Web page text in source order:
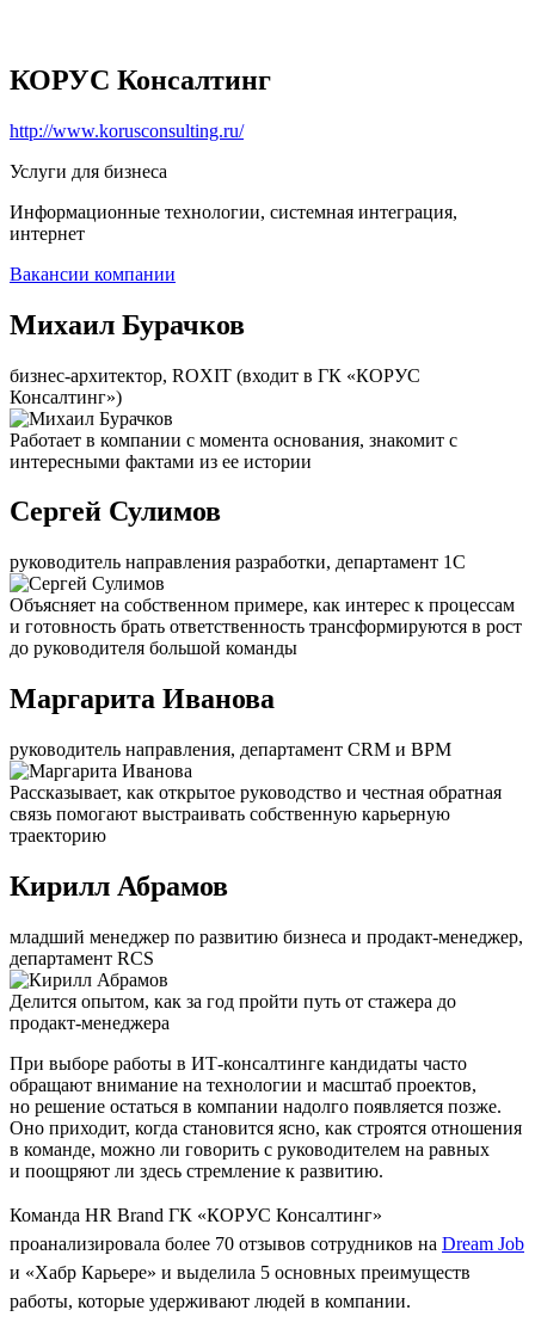
КОРУС Консалтинг
http://www.korusconsulting.ru/
Услуги для бизнеса
Информационные технологии, системная интеграция,
интернет
Вакансии компании
Михаил Бурачков
бизнес-архитектор, ROXIT (входит в ГК «КОРУС
Консалтинг»)
Работает в компании с момента основания, знакомит с
интересными фактами из ее истории
Сергей Сулимов
руководитель направления разработки, департамент 1С
Объясняет на собственном примере, как интерес к процессам
и готовность брать ответственность трансформируются в рост
до руководителя большой команды
Маргарита Иванова
руководитель направления, департамент CRM и BPM
Рассказывает, как открытое руководство и честная обратная
связь помогают выстраивать собственную карьерную
траекторию
Кирилл Абрамов
младший менеджер по развитию бизнеса и продакт-менеджер,
департамент RCS
Делится опытом, как за год пройти путь от стажера до
продакт-менеджера
При выборе работы в ИТ-консалтинге кандидаты часто
обращают внимание на технологии и масштаб проектов,
но решение остаться в компании надолго появляется позже.
Оно приходит, когда становится ясно, как строятся отношения
в команде, можно ли говорить с руководителем на равных
и поощряют ли здесь стремление к развитию.
Команда HR Brand ГК «КОРУС Консалтинг»
проанализировала более 70 отзывов сотрудников на Dream Job
и «Хабр Карьере» и выделила 5 основных преимуществ
работы, которые удерживают людей в компании.